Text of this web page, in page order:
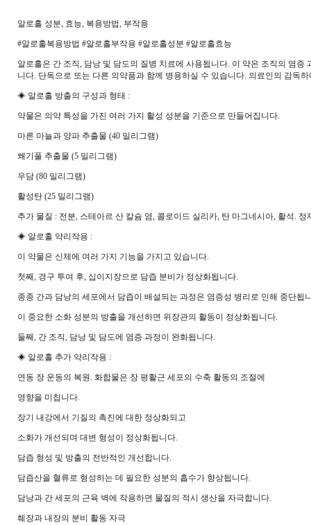
알로홀 성분, 효능, 복용방법, 부작용
#알로홀복용방법 #알로홀부작용 #알로홀성분 #알로홀효능
알로홀은 간 조직, 담낭 및 담도의 질병 치료에 사용됩니다. 이 약은 조직의 염
니다. 단독으로 또는 다른 의약품과 함께 병용하실 수 있습니다. 의료인의 감독
◈ 알로홀 방출의 구성과 형태 :
약물은 의약 특성을 가진 여러 가지 활성 성분을 기준으로 만들어집니다.
마른 마늘과 양파 추출물 (40 밀리그램)
쐐기풀 추출물 (5 밀리그램)
우담 (80 밀리그램)
활성탄 (25 밀리그램)
추가 물질 : 전분, 스테아르 산 칼슘 염, 콜로이드 실리카, 탄 마그네시아, 활석.
◈ 알로홀 약리작용 :
이 약물은 신체에 여러 가지 기능을 가지고 있습니다.
첫째, 경구 투여 후, 십이지장으로 담즙 분비가 정상화됩니다.
종종 간과 담낭의 세포에서 담즙이 배설되는 과정은 염증성 병리로 인해 중단됩
이 중요한 소화 성분의 방출을 개선하면 위장관의 활동이 정상화됩니다.
둘째, 간 조직, 담낭 및 담도에 염증 과정이 완화됩니다.
◈ 알로홀 추가 약리작용 :
연동 장 운동의 복원. 화합물은 장 평활근 세포의 수축 활동의 조절에
영향을 미칩니다.
장기 내강에서 기질의 촉진에 대한 정상화되고
소화가 개선되며 대변 형성이 정상화됩니다.
담즙 형성 및 방출의 전반적인 개선합니다.
담즙산을 혈류로 형성하는 데 필요한 성분의 흡수가 향상됩니다.
담낭과 간 세포의 근육 벽에 작용하면 물질의 적시 생산을 자극합니다.
췌장과 내장의 분비 활동 자극